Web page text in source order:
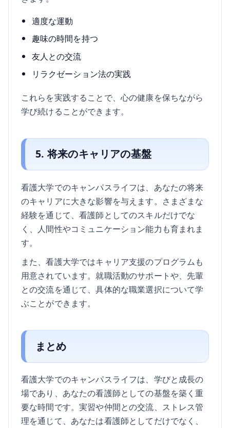
適度な運動
趣味の時間を持つ
友人との交流
リラクゼーション法の実践
これらを実践することで、心の健康を保ちながら
学び続けることができます。
5. 将来のキャリアの基盤
看護大学でのキャンパスライフは、あなたの将来
のキャリアに大きな影響を与えます。さまざまな
経験を通じて、看護師としてのスキルだけでな
く、人間性やコミュニケーション能力も育まれま
す。
また、看護大学ではキャリア支援のプログラムも
用意されています。就職活動のサポートや、先輩
との交流を通じて、具体的な職業選択について学
ぶことができます。
まとめ
看護大学でのキャンパスライフは、学びと成長の
場であり、あなたの看護師としての基盤を築く重
要な時間です。実習や仲間との交流、ストレス管
理を通じて、あなたは看護師としてだけでなく、